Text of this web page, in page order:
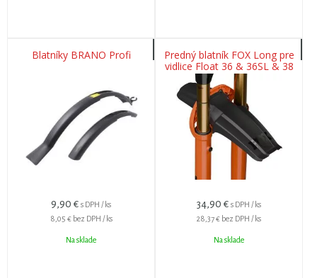
Blatníky BRANO Profi
9,90 € s DPH / ks
8,05 € bez DPH / ks
Na sklade
Predný blatník FOX Long pre
vidlice Float 36 & 36SL & 38
(2026+)
34,90 € s DPH / ks
28,37 € bez DPH / ks
Na sklade